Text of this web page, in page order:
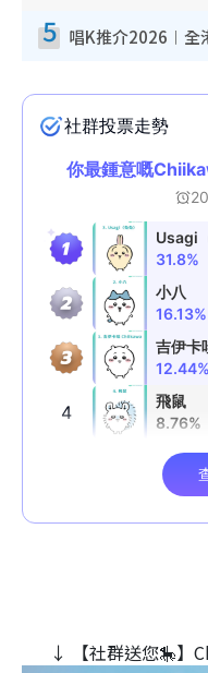
5
↓ 【社群送您🎠】